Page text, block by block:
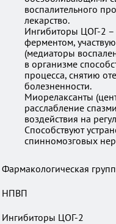
воспалительного
лекарство.
Ингибиторы ЦОГ-2 –
ферментом,
(медиаторы
в организме
процесса, снятию
болезненности.
Миорелаксанты
расслабление
воздействия на
Способствуют
спинномозговых
Фармакологическая
НПВП
Ингибиторы ЦОГ-2